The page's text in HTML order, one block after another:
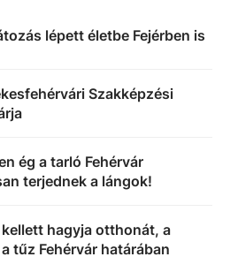
lépett életbe Fejérben is
Szakképzési
ég a tarló Fehérvár
terjednek a lángok!
hagyja otthonát, a
tűz Fehérvár határában